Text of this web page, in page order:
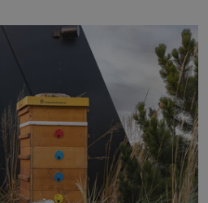
práce a hlavně klid.
z rodného města,